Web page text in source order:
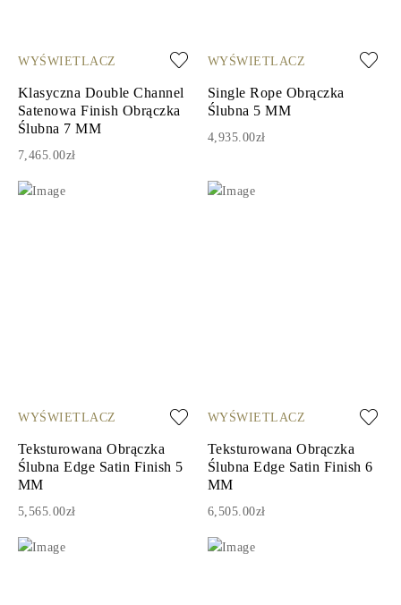
WYŚWIETLACZ
Klasyczna Double Channel
Satenowa Finish Obrączka
Ślubna 7 MM
7,465.00zł
WYŚWIETLACZ
Single Rope Obrączka
Ślubna 5 MM
4,935.00zł
WYŚWIETLACZ
Teksturowana Obrączka
Ślubna Edge Satin Finish 5
MM
5,565.00zł
WYŚWIETLACZ
Teksturowana Obrączka
Ślubna Edge Satin Finish 6
MM
6,505.00zł